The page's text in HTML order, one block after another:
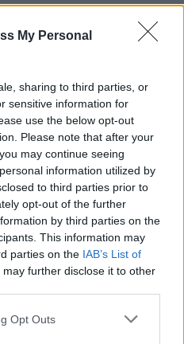
My Personal
sharing to third parties, or
sensitive information for
use the below opt-out
Please note that after your
may continue seeing
information utilized by
to third parties prior to
opt-out of the further
by third parties on the
This information may
parties on the IAB’s List of
may further disclose it to other
uses one or more Google
Opt Outs